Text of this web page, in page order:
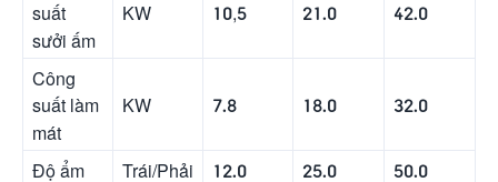
suất
sưởi ấm
KW 10,5 21.0 42.0
Công
suất làm
mát
KW 7.8 18.0 32.0
Độ ẩm Trái/Phải 12.0 25.0
50.0